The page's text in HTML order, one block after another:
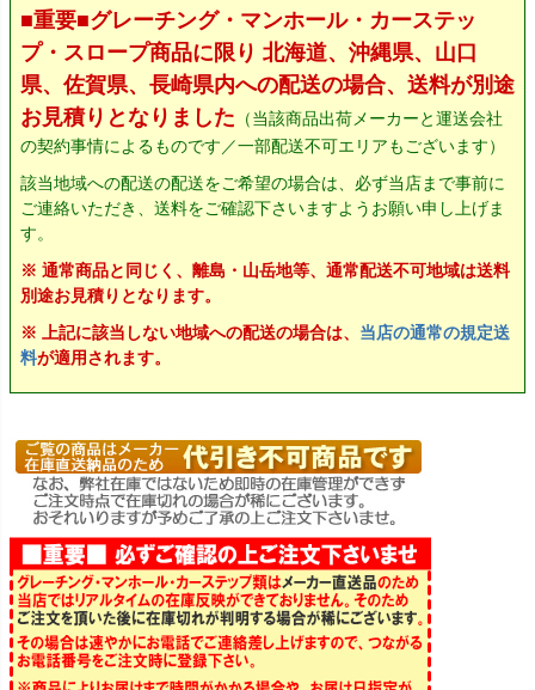
■重要■グレーチング・マンホール・カーステッ
プ・スロープ商品に限り 北海道、沖縄県、山口
県、佐賀県、長崎県内への配送の場合、送料が別途
お見積りとなりました （当該商品出荷メーカーと運送会社
の契約事情によるものです／一部配送不可エリアもございます）
該当地域への配送の配送をご希望の場合は、必ず当店まで事前に
ご連絡いただき、送料をご確認下さいますようお願い申し上げま
す。
※ 通常商品と同じく、離島・山岳地等、通常配送不可地域は送料
別途お見積りとなります。
※ 上記に該当しない地域への配送の場合は、 当店の通常の規定送
料が適用されます。